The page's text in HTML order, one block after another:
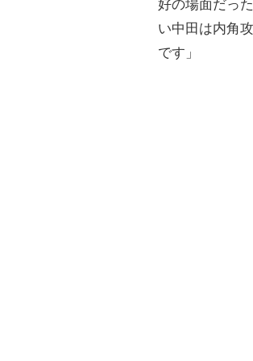
好の場面だっ
い中田は内角
です」